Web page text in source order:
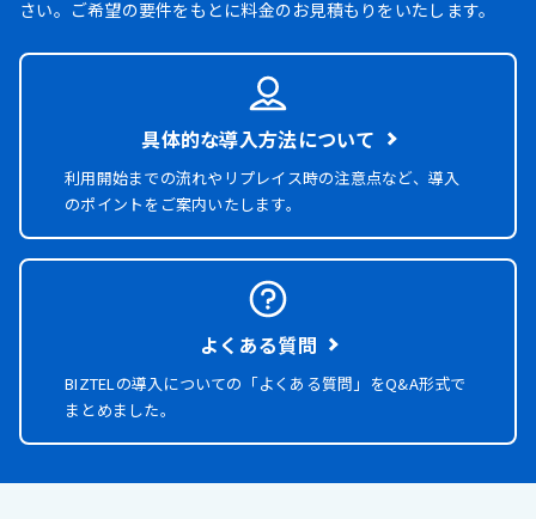
さい。ご希望の要件をもとに料金のお見積もりをいたします。
具体的な導入方法について
利用開始までの流れやリプレイス時の注意点など、導入
のポイントをご案内いたします。
よくある質問
BIZTELの導入についての「よくある質問」をQ&A形式で
まとめました。